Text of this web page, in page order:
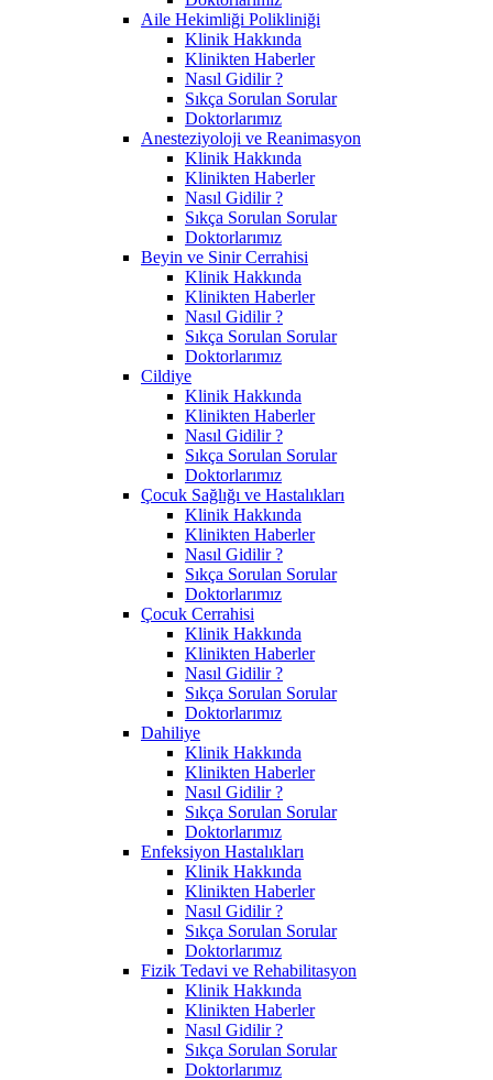
Aile Hekimliği Polikliniği
Klinik Hakkında
Klinikten Haberler
Nasıl Gidilir ?
Sıkça Sorulan Sorular
Doktorlarımız
Anesteziyoloji ve Reanimasyon
Klinik Hakkında
Klinikten Haberler
Nasıl Gidilir ?
Sıkça Sorulan Sorular
Doktorlarımız
Beyin ve Sinir Cerrahisi
Klinik Hakkında
Klinikten Haberler
Nasıl Gidilir ?
Sıkça Sorulan Sorular
Doktorlarımız
Cildiye
Klinik Hakkında
Klinikten Haberler
Nasıl Gidilir ?
Sıkça Sorulan Sorular
Doktorlarımız
Çocuk Sağlığı ve Hastalıkları
Klinik Hakkında
Klinikten Haberler
Nasıl Gidilir ?
Sıkça Sorulan Sorular
Doktorlarımız
Çocuk Cerrahisi
Klinik Hakkında
Klinikten Haberler
Nasıl Gidilir ?
Sıkça Sorulan Sorular
Doktorlarımız
Dahiliye
Klinik Hakkında
Klinikten Haberler
Nasıl Gidilir ?
Sıkça Sorulan Sorular
Doktorlarımız
Enfeksiyon Hastalıkları
Klinik Hakkında
Klinikten Haberler
Nasıl Gidilir ?
Sıkça Sorulan Sorular
Doktorlarımız
Fizik Tedavi ve Rehabilitasyon
Klinik Hakkında
Klinikten Haberler
Nasıl Gidilir ?
Sıkça Sorulan Sorular
Doktorlarımız